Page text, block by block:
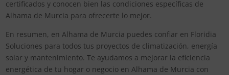
certificados y conocen bien las condiciones específicas de
Alhama de Murcia para ofrecerte lo mejor.
En resumen, en Alhama de Murcia puedes confiar en Floridia
Soluciones para todos tus proyectos de climatización, energía
solar y mantenimiento. Te ayudamos a mejorar la eficiencia
energética de tu hogar o negocio en Alhama de Murcia con